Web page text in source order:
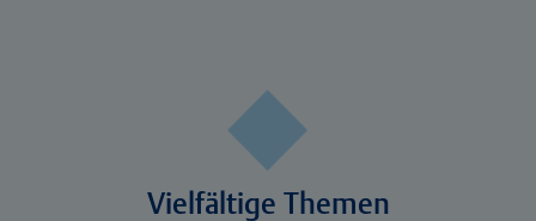
Vielfältige Themen